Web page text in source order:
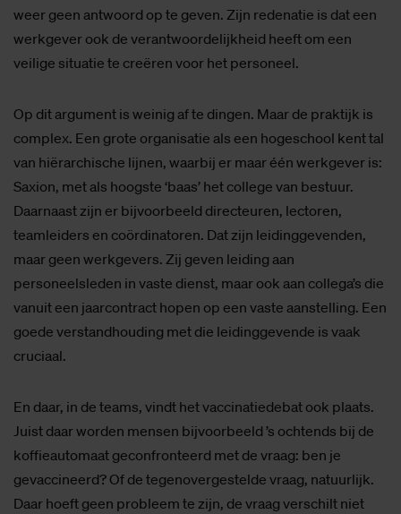
weer geen antwoord op te geven. Zijn redenatie is dat een
werkgever ook de verantwoordelijkheid heeft om een
veilige situatie te creëren voor het personeel.
Op dit argument is weinig af te dingen. Maar de praktijk is
complex. Een grote organisatie als een hogeschool kent tal
van hiërarchische lijnen, waarbij er maar één werkgever is:
Saxion, met als hoogste ‘baas’ het college van bestuur.
Daarnaast zijn er bijvoorbeeld directeuren, lectoren,
teamleiders en coördinatoren. Dat zijn leidinggevenden,
maar geen werkgevers. Zij geven leiding aan
personeelsleden in vaste dienst, maar ook aan collega’s die
vanuit een jaarcontract hopen op een vaste aanstelling. Een
goede verstandhouding met die leidinggevende is vaak
cruciaal.
En daar, in de teams, vindt het vaccinatiedebat ook plaats.
Juist daar worden mensen bijvoorbeeld ’s ochtends bij de
koffieautomaat geconfronteerd met de vraag: ben je
gevaccineerd? Of de tegenovergestelde vraag, natuurlijk.
Daar hoeft geen probleem te zijn, de vraag verschilt niet